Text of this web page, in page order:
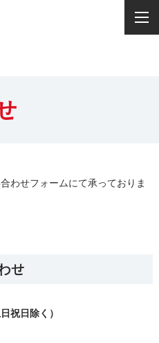
わせフォームにて承っておりま
せ
祝日除く）